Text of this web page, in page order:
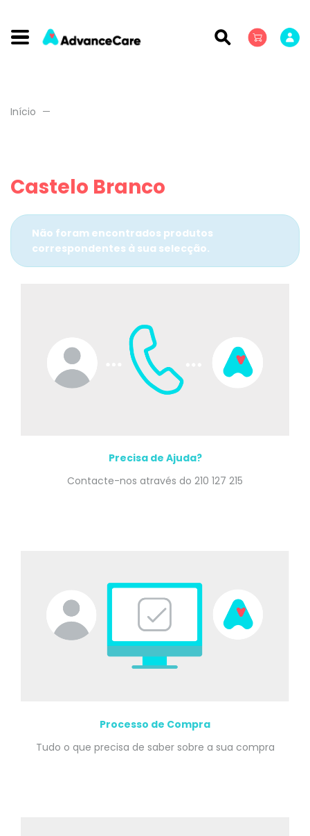
Início
Castelo Branco
Não foram encontrados produtos
correspondentes à sua selecção.
Precisa de Ajuda?
Contacte-nos através do 210 127 215
Processo de Compra
Tudo o que precisa de saber sobre a sua compra